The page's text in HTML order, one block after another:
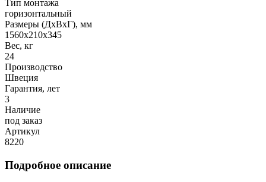
Тип монтажа
горизонтальный
Размеры (ДхВхГ), мм
1560x210x345
Вес, кг
24
Производство
Швеция
Гарантия, лет
3
Наличие
под заказ
Артикул
8220
Подробное описание